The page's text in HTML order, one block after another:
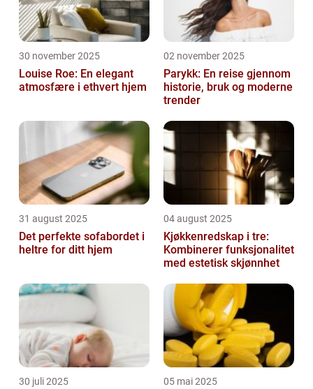
30 november 2025
Louise Roe: En elegant
atmosfære i ethvert hjem
02 november 2025
Parykk: En reise gjennom
historie, bruk og moderne
trender
31 august 2025
Det perfekte sofabordet i
heltre for ditt hjem
04 august 2025
Kjøkkenredskap i tre:
Kombinerer funksjonalitet
med estetisk skjønnhet
30 juli 2025 05 mai 2025